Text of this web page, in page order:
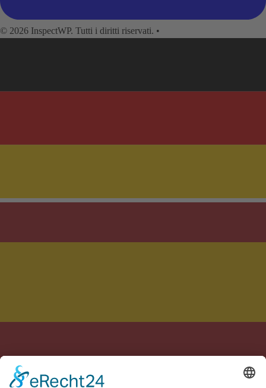
© 2026 InspectWP. Tutti i diritti riservati. •
Realizzato con cura in Germania e Spagna